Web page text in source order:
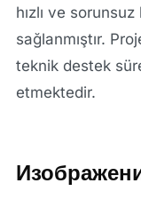
hızlı ve
sağlanmıştır.
teknik destek
etmektedir.